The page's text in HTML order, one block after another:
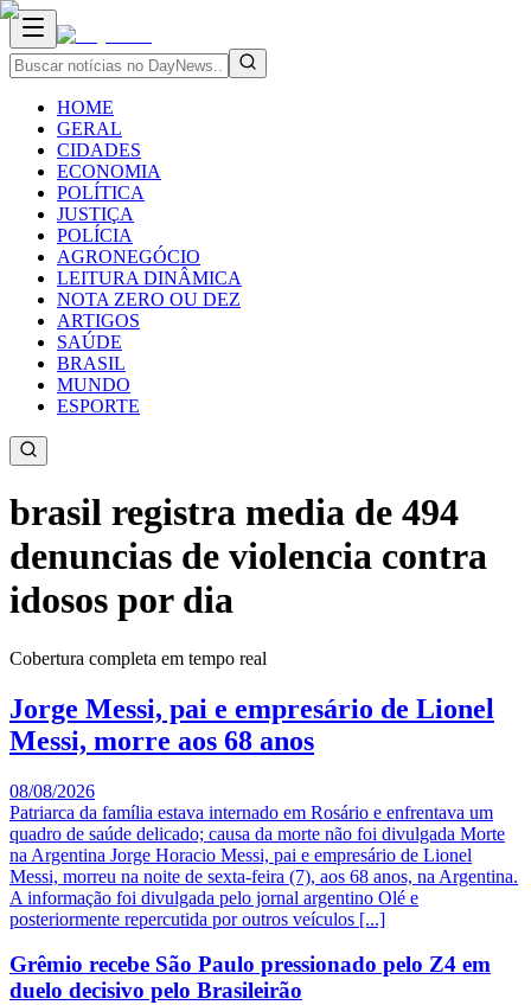
HOME
GERAL
CIDADES
ECONOMIA
POLÍTICA
JUSTIÇA
POLÍCIA
AGRONEGÓCIO
LEITURA DINÂMICA
NOTA ZERO OU DEZ
ARTIGOS
SAÚDE
BRASIL
MUNDO
ESPORTE
brasil registra media de 494
denuncias de violencia contra
idosos por dia
Cobertura completa em tempo real
Jorge Messi, pai e empresário de Lionel
Messi, morre aos 68 anos
08/08/2026
Patriarca da família estava internado em Rosário e enfrentava um
quadro de saúde delicado; causa da morte não foi divulgada Morte
na Argentina Jorge Horacio Messi, pai e empresário de Lionel
Messi, morreu na noite de sexta-feira (7), aos 68 anos, na Argentina.
A informação foi divulgada pelo jornal argentino Olé e
posteriormente repercutida por outros veículos [...]
Grêmio recebe São Paulo pressionado pelo Z4 em
duelo decisivo pelo Brasileirão